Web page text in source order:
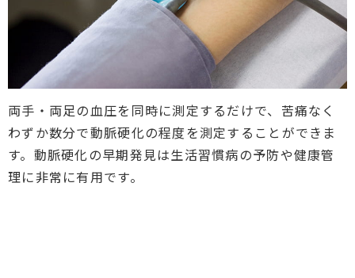
両手・両足の血圧を同時に測定するだけで、苦痛なく
わずか数分で動脈硬化の程度を測定することができま
す。動脈硬化の早期発見は生活習慣病の予防や健康管
理に非常に有用です。